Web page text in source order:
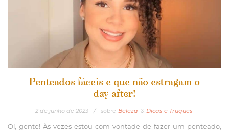
Penteados fáceis e que não estragam o
day after!
2 de junho de 2023 / sobre Beleza & Dicas e Truques
Oi, gente! Às vezes estou com vontade de fazer um penteado,